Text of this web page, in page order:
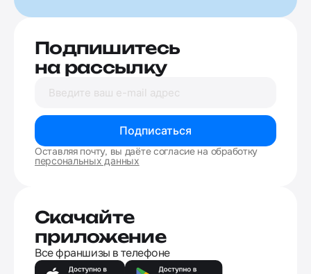
Подпишитесь
на рассылку
Подписаться
Оставляя почту, вы даёте согласие на обработку
персональных данных
Скачайте
приложение
Все франшизы в телефоне